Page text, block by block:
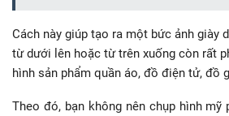
Cách này giúp tạo ra một bức ảnh giày
từ dưới lên hoặc từ trên xuống còn rất
hình sản phẩm quần áo, đồ điện tử, đồ
Theo đó, bạn không nên chụp hình mỹ